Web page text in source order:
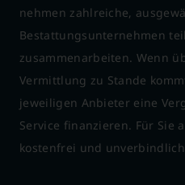
nehmen zahlreiche,
Bestattungsunternehmen
zusammenarbeiten. Wenn
Vermittlung zu Stande
jeweiligen Anbieter eine
Service finanzieren. Für Sie
kostenfrei und